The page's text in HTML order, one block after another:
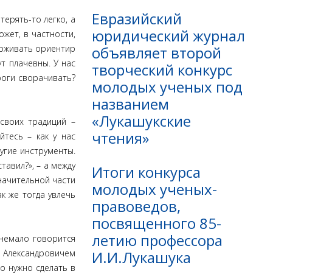
то легко, а
в частности,
ориентир
плачевны. У нас
сворачивать?
традиций –
– как у нас
инструменты.
– а между
части
же тогда увлечь
говорится
нужно сделать в
Евразийский
юридический журнал
объявляет второй
творческий конкурс
молодых ученых под
названием
«Лукашукские
чтения»
Итоги конкурса
молодых ученых-
правоведов,
посвященного 85-
летию профессора
И.И.Лукашука